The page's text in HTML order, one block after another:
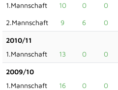
1.Mannschaft
10 0 0
2.Mannschaft 9 6 0
2010/11
1.Mannschaft
13 0 0
2009/10
1.Mannschaft
16 0 0